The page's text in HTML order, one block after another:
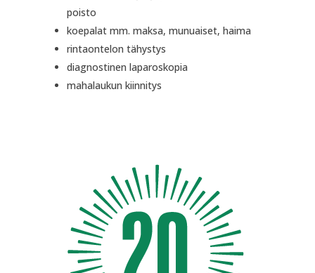
poisto
koepalat mm. maksa, munuaiset, haima
rintaontelon tähystys
diagnostinen laparoskopia
mahalaukun kiinnitys